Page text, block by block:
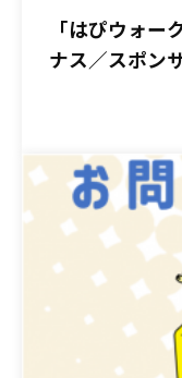
「はぴウォー
ナス／スポン